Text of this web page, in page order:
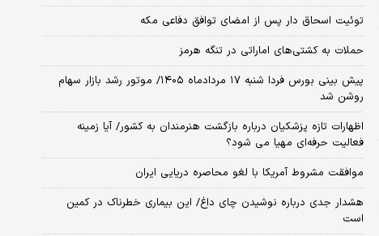
توئیت اسحاق دار پس از امضای توافق دفاعی مکه
حملات به کشتی‌های اماراتی در تنگه هرمز
پیش بینی بورس فردا شنبه ۱۷ مردادماه ۱۴۰۵/ موتور رشد بازار سهام
روشن شد
اظهارات تازه پزشکیان درباره بازگشت هنرمندان به کشور/ آیا زمینه
فعالیت حرفه‌ای مهیا می شود؟
موافقت مشروط آمریکا با لغو محاصره دریایی ایران
هشدار جدی درباره نوشیدن چای داغ/ این بیماری خطرناک در کمین
است